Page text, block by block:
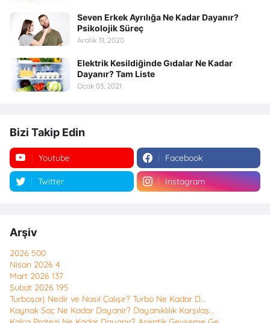
Seven Erkek Ayrılığa Ne Kadar Dayanır?
Psikolojik Süreç
Aralık 31, 2020
Elektrik Kesildiğinde Gıdalar Ne Kadar
Dayanır? Tam Liste
Ocak 03, 2021
Bizi Takip Edin
Youtube Facebook
Twitter Instagram
Arşiv
2026 500
Nisan 2026 4
Mart 2026 137
Şubat 2026 195
Turboşarj Nedir ve Nasıl Çalışır? Turbo Ne Kadar D...
Kaynak Saç Ne Kadar Dayanir? Dayanıklılık Karşılaş...